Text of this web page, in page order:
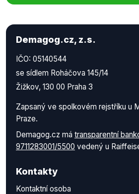
Demagog.cz, z.s.
IČO: 05140544
se sídlem Roháčova 145/14
Žižkov, 130 00 Praha 3
Zapsaný ve spolkovém rejstříku u
Praze.
Demagog.cz má transparentní
9711283001/5500 vedený u
Kontakty
Kontaktní osoba